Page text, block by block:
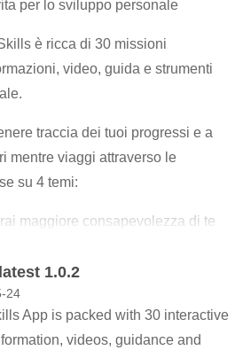
per lo sviluppo personale
è ricca di 30 missioni
video, guida e strumenti
traccia dei tuoi progressi e a
mentre viaggi attraverso le
su 4 temi:
maggiore consapevolezza di te
la fiducia e lo scopo.
e accrescerai le tue abilità
pensiero critico e collaborazione.
in cui metti in azione le tue
nel parlare in pubblico e nello
1.0.2
24
App is packed with 30 interactive
videos, guidance and